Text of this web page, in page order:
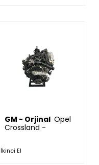
GM - Orjinal
Crossland -
Motor
İkinci El